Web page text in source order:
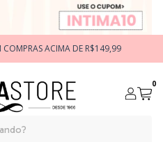
ACIMA DE R$149,99
0